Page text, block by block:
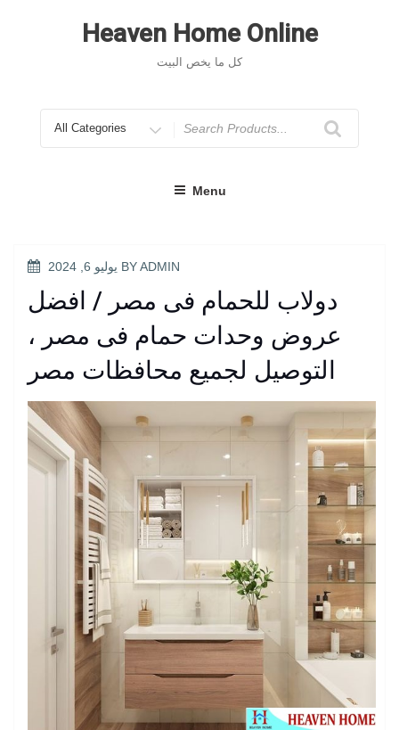
Heaven Home Online
كل ما يخص البيت
for
Menu
POSTED يوليو 6, 2024 BYADMIN
دولاب للحمام فى مصر / افضل
عروض وحدات حمام فى مصر ،
التوصيل لجميع محافظات مصر